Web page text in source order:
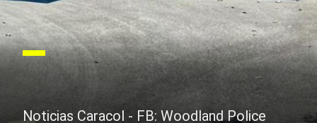
Noticias Caracol - FB: Woodland Police